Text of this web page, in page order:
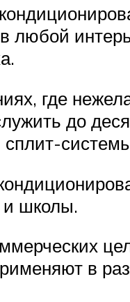
любой
где
до
и школы.
в